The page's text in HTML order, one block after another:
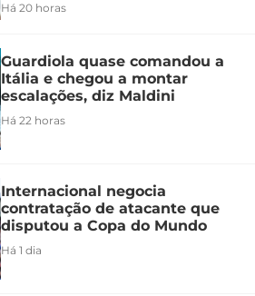
Há 20 horas
Guardiola quase comandou a
Itália e chegou a montar
escalações, diz Maldini
Há 22 horas
Internacional negocia
contratação de atacante que
disputou a Copa do Mundo
Há 1 dia